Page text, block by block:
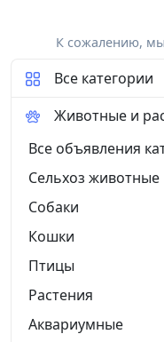
К сожалению, мы
Все категории
Животные и
Все объявления
Сельхоз животные
Собаки
Кошки
Птицы
Растения
Аквариумные